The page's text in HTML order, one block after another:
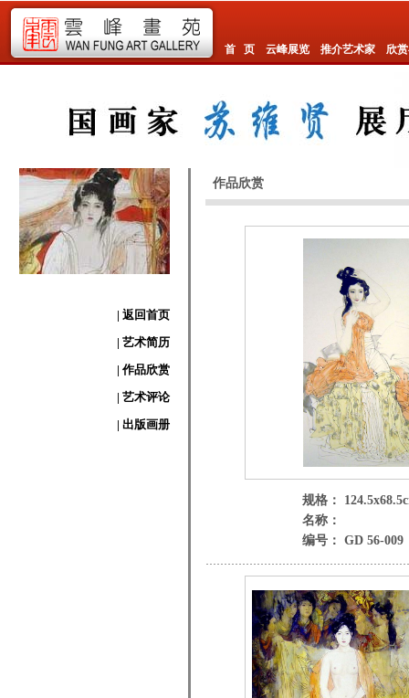
首 页 云峰展览 推介艺术家 欣
| 返回首页
| 艺术简历
| 作品欣赏
| 艺术评论
| 出版画册
作品欣赏
规格：
名称：
编号： GD 56-009